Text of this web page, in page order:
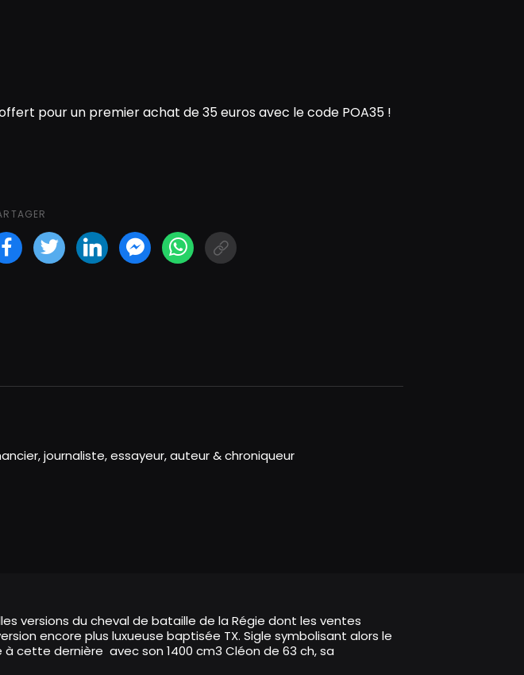
pour un premier achat de 35 euros avec le code POA35 !
Facebook
TwitterLinkedINFacebook Messenger
WhatsApp
Short link
journaliste, essayeur, auteur & chroniqueur
versions du cheval de bataille de la Régie dont les ventes
encore plus luxueuse baptisée TX. Sigle symbolisant alors le
cette dernière avec son 1400 cm3 Cléon de 63 ch, sa